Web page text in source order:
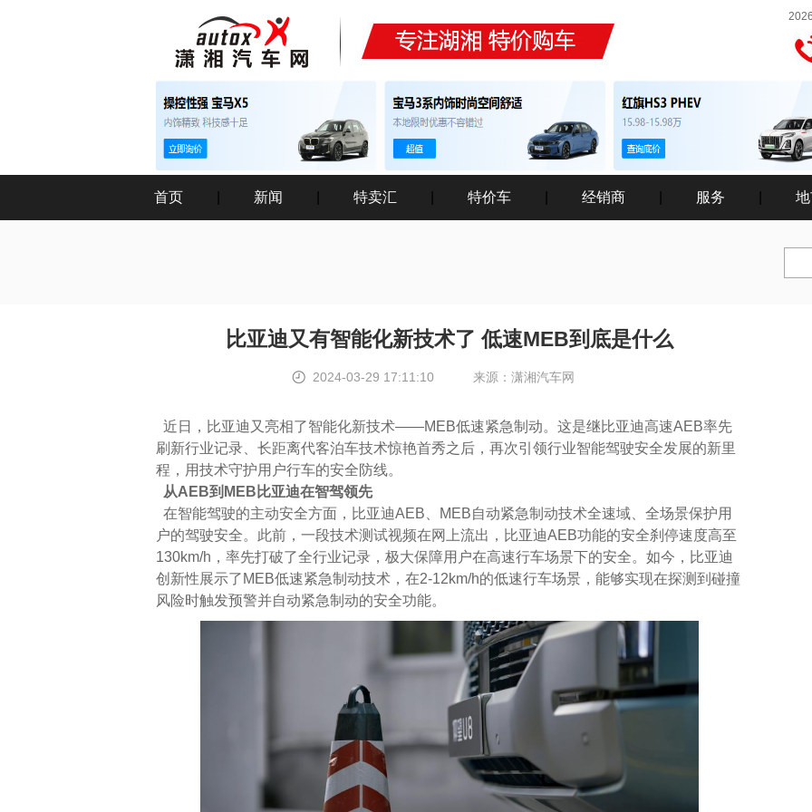
首页 新闻 特卖汇 特价车 经销商 服务
比亚迪又有智能化新技术了 低速MEB到底是什么
2024-03-29 17:11:10 来源：潇湘汽车网
近日，比亚迪又亮相了智能化新技术——MEB低速紧急制动。这是继比亚迪高速AEB率先
刷新行业记录、长距离代客泊车技术惊艳首秀之后，再次引领行业智能驾驶安全发展的新里
程，用技术守护用户行车的安全防线。
从AEB到MEB比亚迪在智驾领先
在智能驾驶的主动安全方面，比亚迪AEB、MEB自动紧急制动技术全速域、全场景保护用
户的驾驶安全。此前，一段技术测试视频在网上流出，比亚迪AEB功能的安全刹停速度高至
130km/h，率先打破了全行业记录，极大保障用户在高速行车场景下的安全。如今，比亚迪
创新性展示了MEB低速紧急制动技术，在2-12km/h的低速行车场景，能够实现在探测到碰撞
风险时触发预警并自动紧急制动的安全功能。